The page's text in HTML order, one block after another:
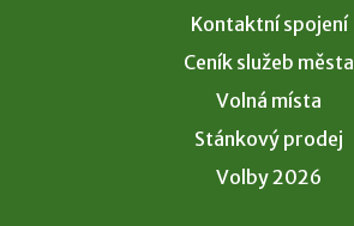
Kontaktní spojení
Ceník služeb města
Volná místa
Stánkový prodej
Volby 2026